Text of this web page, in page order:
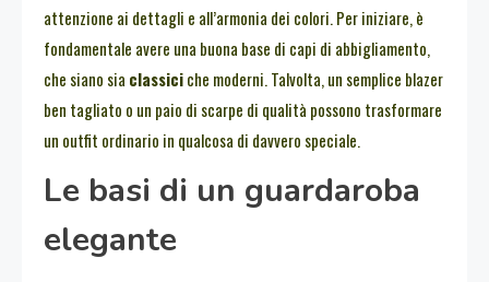
attenzione ai dettagli e all’armonia dei colori. Per iniziare, è
fondamentale avere una buona base di capi di abbigliamento,
che siano sia classiciche moderni. Talvolta, un semplice blazer
ben tagliato o un paio di scarpe di qualità possono trasformare
un outfit ordinario in qualcosa di davvero speciale.
Le basi di un guardaroba
elegante